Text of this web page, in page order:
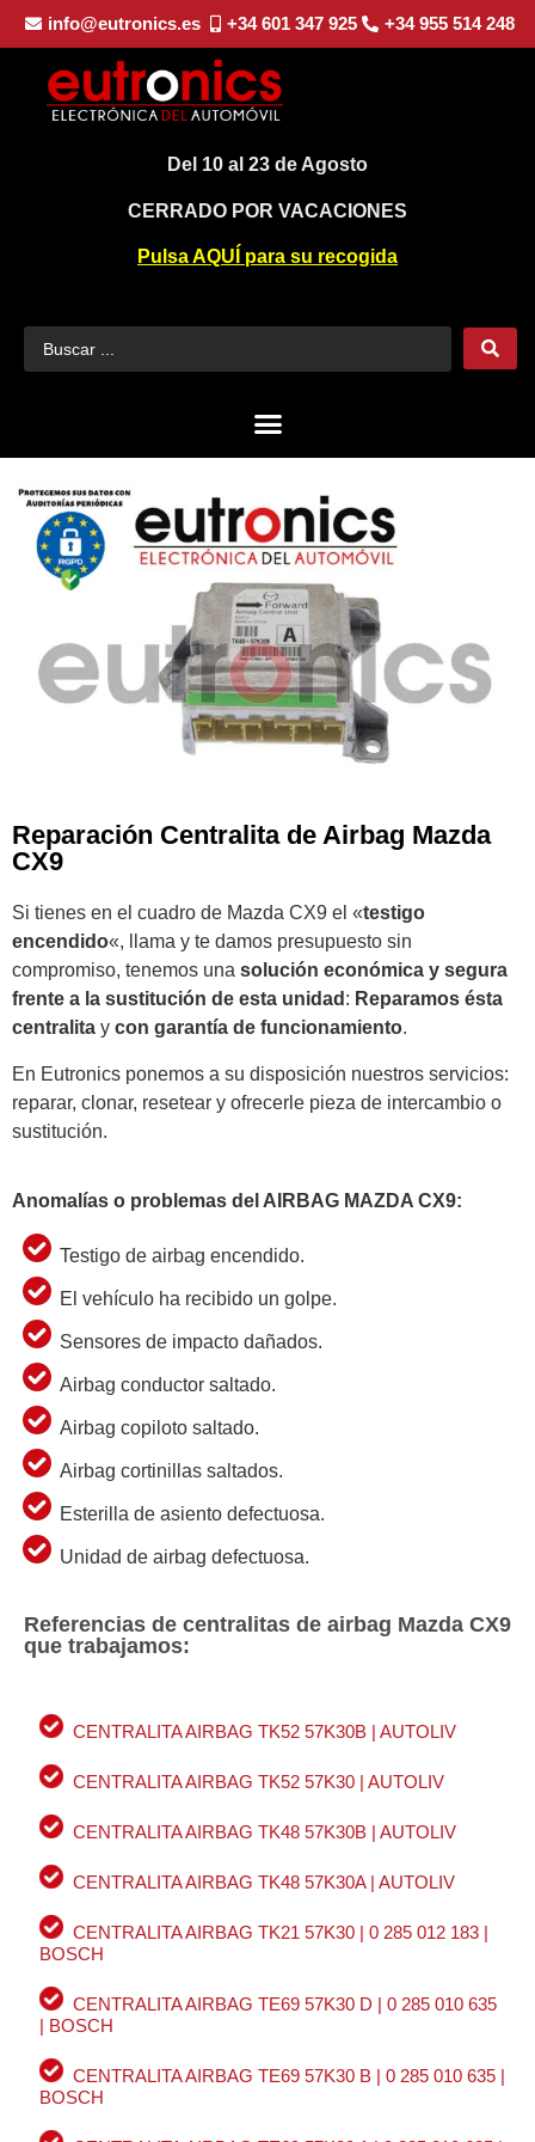
info@eutronics.es +34 601 347 925 +34 955 514 248
Del 10 al 23 de Agosto
CERRADO POR VACACIONES
Pulsa AQUÍ para su recogida
Reparación Centralita de Airbag Mazda
CX9
Si tienes en el cuadro de Mazda CX9 el «testigo
encendido«, llama y te damos presupuesto sin
compromiso, tenemos una solución económica y segura
frente a la sustitución de esta unidad : Reparamos ésta
centralita y con garantía de funcionamiento.
En Eutronics ponemos a su disposición nuestros servicios:
reparar, clonar, resetear y ofrecerle pieza de intercambio o
sustitución.
Anomalías o problemas del AIRBAG MAZDA CX9:
Testigo de airbag encendido.
El vehículo ha recibido un golpe.
Sensores de impacto dañados.
Airbag conductor saltado.
Airbag copiloto saltado.
Airbag cortinillas saltados.
Esterilla de asiento defectuosa.
Unidad de airbag defectuosa.
Referencias de centralitas de airbag Mazda CX9
que trabajamos:
CENTRALITA AIRBAG TK52 57K30B | AUTOLIV
CENTRALITA AIRBAG TK52 57K30 | AUTOLIV
CENTRALITA AIRBAG TK48 57K30B | AUTOLIV
CENTRALITA AIRBAG TK48 57K30A | AUTOLIV
CENTRALITA AIRBAG TK21 57K30 | 0 285 012 183 |
BOSCH
CENTRALITA AIRBAG TE69 57K30 D | 0 285 010 635
| BOSCH
CENTRALITA AIRBAG TE69 57K30 B | 0 285 010 635 |
BOSCH